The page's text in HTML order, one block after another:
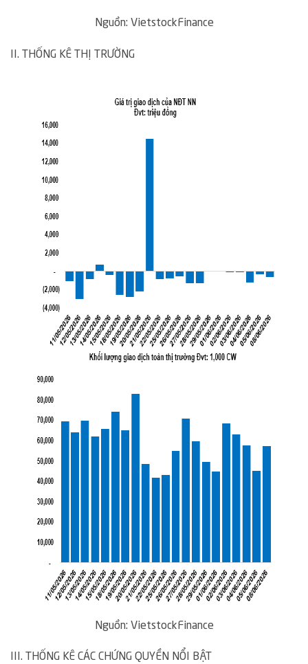
Nguồn: VietstockFinance
II. THỐNG KÊ THỊ TRƯỜNG
Nguồn: VietstockFinance
III. THỐNG KÊ CÁC CHỨNG QUYỀN NỔI BẬT